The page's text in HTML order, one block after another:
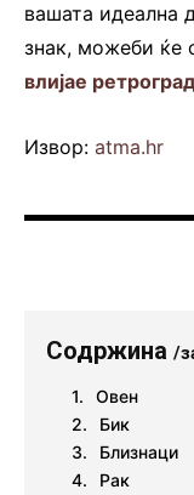
вашата идеална
знак, можеби ќе
влијае
Извор: atma.hr
Содржина /
Овен
Бик
Близнаци
Рак